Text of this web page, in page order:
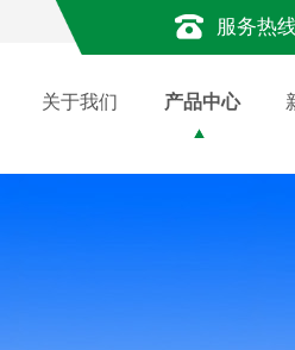
服务热线
关于我们 产品中心